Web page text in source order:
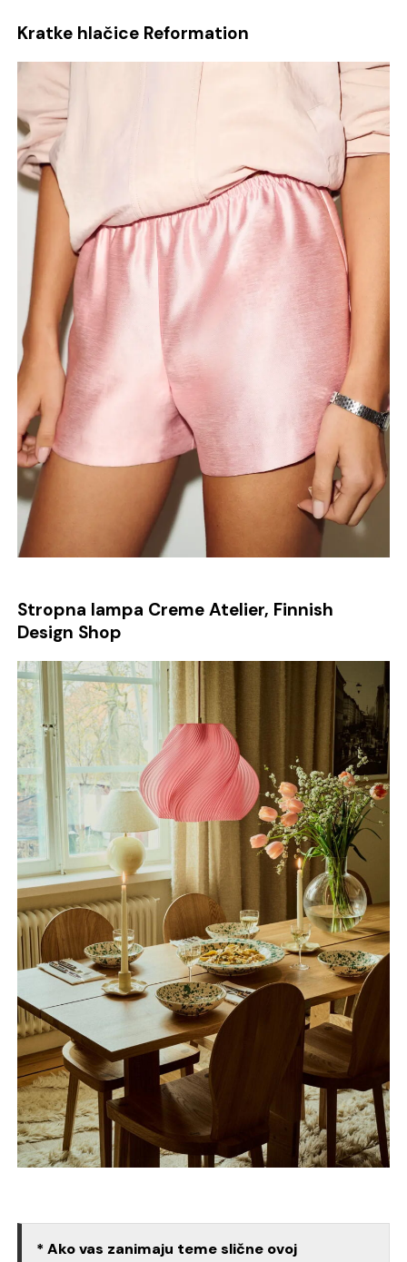
Kratke hlačice Reformation
Stropna lampa Creme Atelier, Finnish
Design Shop
* Ako vas zanimaju teme slične ovoj